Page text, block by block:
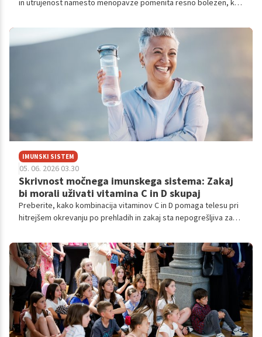
in utrujenost namesto menopavze pomenita resno bolezen, ki
IMUNSKI SISTEM
05. 06. 2026 03.30
Skrivnost močnega imunskega sistema: Zakaj
bi morali uživati vitamina C in D skupaj
Preberite, kako kombinacija vitaminov C in D pomaga telesu pri
hitrejšem okrevanju po prehladih in zakaj sta nepogrešljiva za